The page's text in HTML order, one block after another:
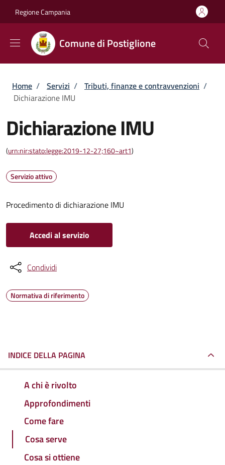
Regione Campania
Comune di Postiglione
Briciole di pane
Home / Servizi / Tributi, finanze e contravvenzioni /
Dichiarazione IMU
Dichiarazione IMU
(urn:nir:stato:legge:2019-12-27;160~art1)
Servizio attivo
Procedimento di dichiarazione IMU
Accedi al servizio
Condividi
Normativa di riferimento
INDICE DELLA PAGINA
A chi è rivolto
Approfondimenti
Come fare
Cosa serve
Cosa si ottiene